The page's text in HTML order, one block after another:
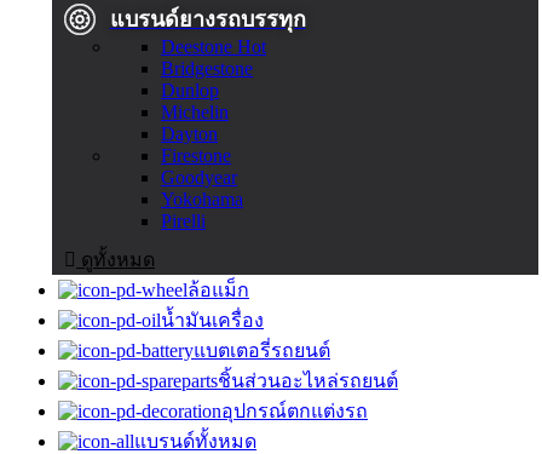
แบรนด์ยางรถบรรทุก
Deestone Hot
Bridgestone
Dunlop
Michelin
Dayton
Firestone
Goodyear
Yokohama
Pirelli
ดูทั้งหมด
ล้อแม็ก
น้ำมันเครื่อง
แบตเตอรี่รถยนต์
ชิ้นส่วนอะไหล่รถยนต์
อุปกรณ์ตกแต่งรถ
แบรนด์ทั้งหมด